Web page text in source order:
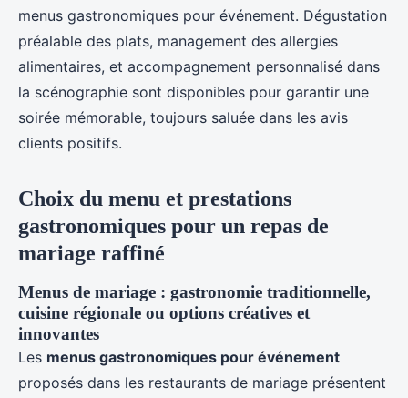
menus gastronomiques pour événement. Dégustation
préalable des plats, management des allergies
alimentaires, et accompagnement personnalisé dans
la scénographie sont disponibles pour garantir une
soirée mémorable, toujours saluée dans les avis
clients positifs.
Choix du menu et prestations
gastronomiques pour un repas de
mariage raffiné
Menus de mariage : gastronomie traditionnelle,
cuisine régionale ou options créatives et
innovantes
Les menus gastronomiques pour événement
proposés dans les restaurants de mariage présentent